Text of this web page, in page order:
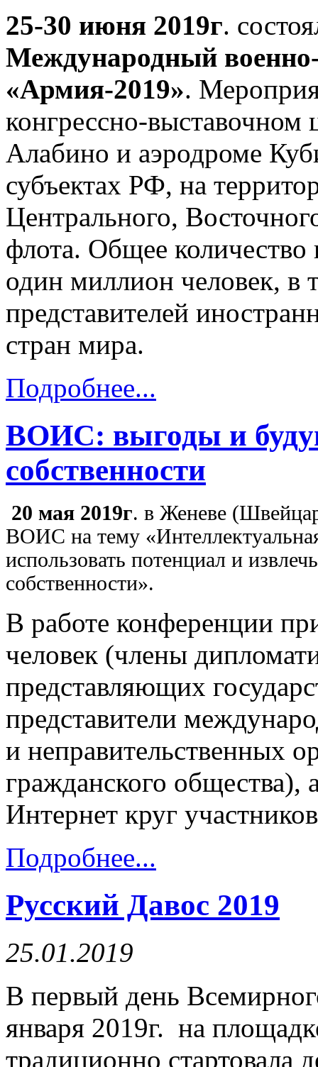
25-30 июня 2019г.
Международный
«Армия-2019».
конгрессно-выставочном
Алабино и аэродроме
субъектах РФ, на
Центрального,
флота. Общее количество
один миллион человек, в
представителей
стран мира.
Подробнее...
ВОИС: выгоды и
собственности
20 мая 2019г. в Женеве
ВОИС на тему
использовать потенциал и
собственности».
В работе конференции
человек (члены
представляющих
представители
и неправительственных
гражданского общества),
Интернет круг
Подробнее...
Русский Давос 2019
25.01.2019
В первый день
января 2019г. на
традиционно стартовала